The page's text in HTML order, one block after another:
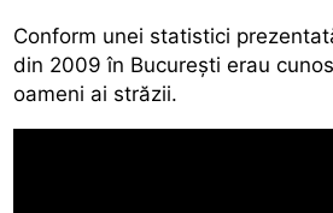
Conform unei statistici
din 2009 în București erau
oameni ai străzii.